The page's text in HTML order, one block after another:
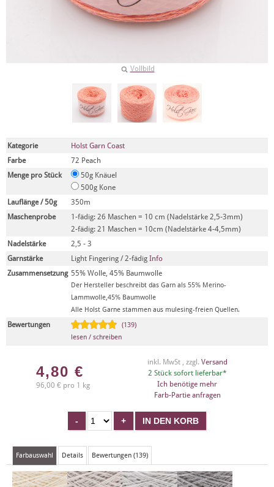
Vollbild
Kategorie
Holst Garn Coast
Farbe
72 Peach
Menge pro Stück
50g Knäuel
500g Kone
Lauflänge / 50g
350m
Maschenprobe
1-fädig: 26 Maschen = 10 cm (Nadelstärke 2,5-3mm)
2-fädig: 21 Maschen = 10cm (Nadelstärke 4-4,5mm)
Nadelstärke
2,5 - 3
Garnstärke
Light Fingering / 2-fädig Info
Zusammensetzung 55% Wolle, 45% Baumwolle
Der Hersteller beschreibt das Garn als 55% Merino-
Lammwolle,45% Baumwolle
Alle Holst Garne stammen aus mulesing-freien Quellen.
Bewertungen
(139)
lesen / schreiben
4,80 €
96,00 € pro 1 kg
inkl. MwSt , zzgl. Versand
2 Stück sofort lieferbar*
Ich benötige mehr
Farb-Partie anfragen
Farbauswahl Details Bewertungen (139)